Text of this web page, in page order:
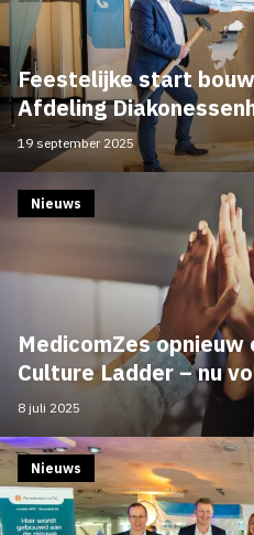
Feestelijke start
Afdeling
19 september 2025
MedicomZes
Culture Ladder – nu
Nieuws
8 juli 2025
Nieuws